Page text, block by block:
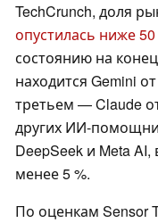
TechCrunch, доля
опустилась ниже 50
состоянию на
находится Gemini
третьем — Claude
других ИИ-
DeepSeek и Meta AI,
менее 5 %.
По оценкам Sensor